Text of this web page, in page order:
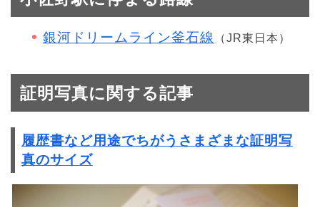
銀河ドリームライン釜石線 （JR東日本）
証明写真に関する記事
履歴書など用途でちがうさまざまな証明写
真のサイズ